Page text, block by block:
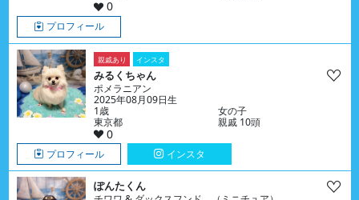
0
プロフィール
親戚あり インスタ
みるくちゃん
ポメラニアン
2025年08月09日生
1歳
女の子
東京都
親戚 10頭
0
プロフィール インスタ
ぽんたくん